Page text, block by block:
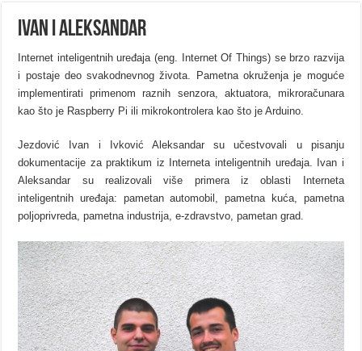
Ivan i Aleksandar
Internet inteligentnih uređaja (eng. Internet Of Things) se brzo razvija
i postaje deo svakodnevnog života. Pametna okruženja je moguće
implementirati primenom raznih senzora, aktuatora, mikroračunara
kao što je Raspberry Pi ili mikrokontrolera kao što je Arduino.
Jezdović Ivan i Ivković Aleksandar su učestvovali u pisanju
dokumentacije za praktikum iz Interneta inteligentnih uređaja. Ivan i
Aleksandar su realizovali više primera iz oblasti Interneta
inteligentnih uređaja: pametan automobil, pametna kuća, pametna
poljoprivreda, pametna industrija, e-zdravstvo, pametan grad.